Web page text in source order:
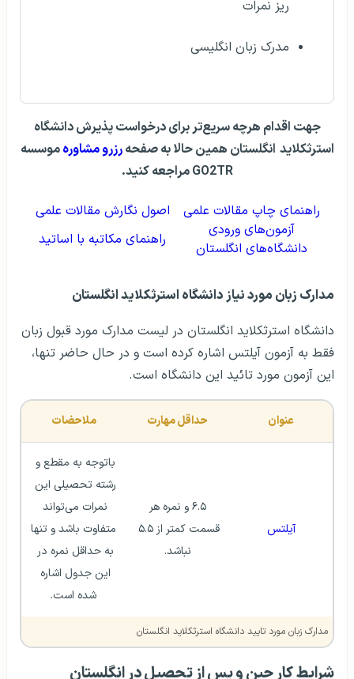
ریز نمرات
مدرک زبان انگلیسی
جهت اقدام هرچه سریع‌تر برای درخواست پذیرش دانشگاه
استرثکلاید انگلستان همین حالا به صفحهرزرو مشاورهموسسه
GO2TR مراجعه کنید.
راهنمای چاپ مقالات علمی
اصول نگارش مقالات علمی
آزمون‌های ورودی
دانشگاه‌های انگلستان
راهنمای مکاتبه با اساتید
مدارک زبان مورد نیاز دانشگاه استرثکلاید انگلستان
دانشگاه استرثکلاید انگلستان در لیست مدارک مورد قبول زبان
فقط به آزمون آیلتس اشاره کرده است و در حال حاضر تنها،
این آزمون مورد تائید این دانشگاه است.
عنوان حداقل مهارت ملاحضات
آیلتس
نباشد.
شده است.
مدارک زبان مورد تایید دانشگاه استرثکلاید انگلستان
شرايط کار حین و پس از تحصیل در انگلستان